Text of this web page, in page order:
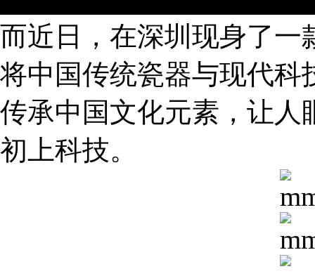
而近日，在深圳现身了一
将中国传统瓷器与现代科
传承中国文化元素，让人
初上科技。